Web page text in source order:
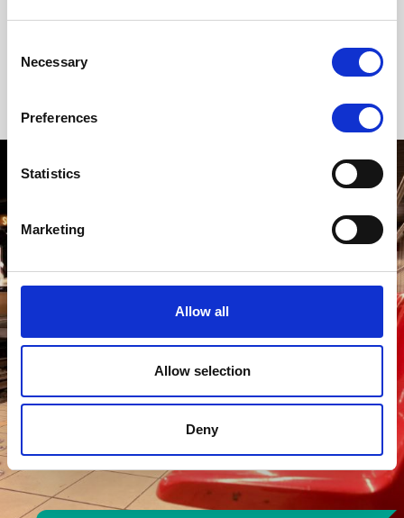
Selection
Necessary
Preferences
Statistics
Marketing
Allow all
Allow selection
Deny
5